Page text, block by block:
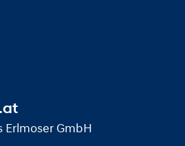
Erlmoser GmbH